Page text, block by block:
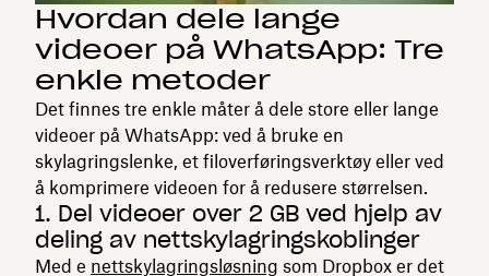
Hvordan dele lange
videoer på WhatsApp: Tre
enkle metoder
Det finnes tre enkle måter å dele store eller lange
videoer på WhatsApp: ved å bruke en
skylagringslenke, et filoverføringsverktøy eller ved
å komprimere videoen for å redusere størrelsen.
1. Del videoer over 2 GB ved hjelp av
deling av nettskylagringskoblinger
Med e nettskylagringsløsning som Dropbox er det